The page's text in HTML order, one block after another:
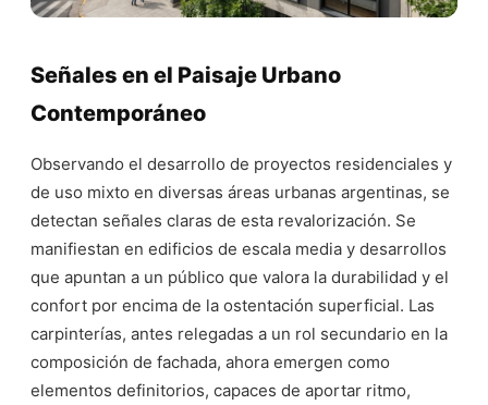
Señales en el Paisaje Urbano
Contemporáneo
Observando el desarrollo de proyectos residenciales y
de uso mixto en diversas áreas urbanas argentinas, se
detectan señales claras de esta revalorización. Se
manifiestan en edificios de escala media y desarrollos
que apuntan a un público que valora la durabilidad y el
confort por encima de la ostentación superficial. Las
carpinterías, antes relegadas a un rol secundario en la
composición de fachada, ahora emergen como
elementos definitorios, capaces de aportar ritmo,